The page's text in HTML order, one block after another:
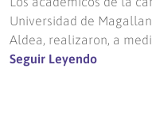
Universidad de
Aldea, realizaron, a
Seguir Leyendo